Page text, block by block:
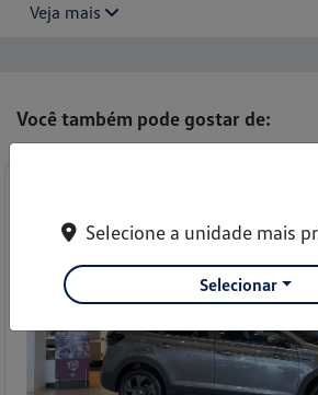
Veja mais
Você também pode gostar de:
Selecione a unidade mais
Selecionar